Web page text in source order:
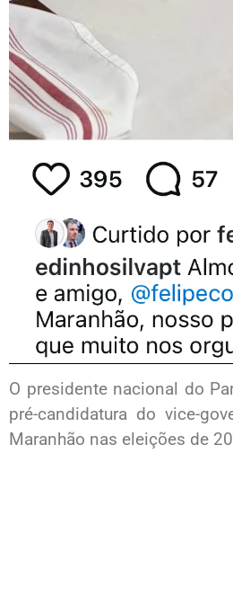
O presidente nacional do
pré-candidatura do vice-
Maranhão nas eleições de